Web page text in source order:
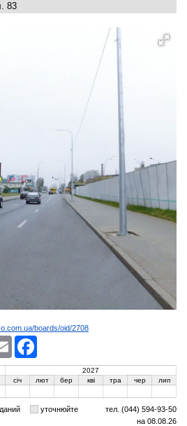
83
boards/oid/2708
Email
2027
січ лют бер кві тра чер лип
уточнюйте
тел. (044) 594-93-50
на 08.08.26